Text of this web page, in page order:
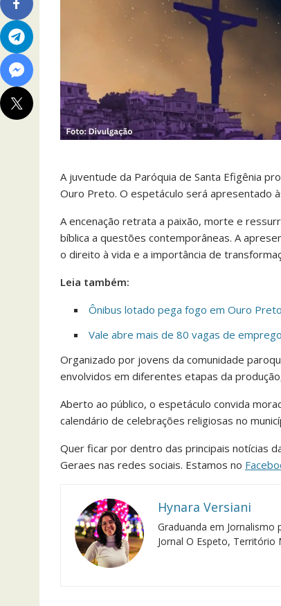
A juventude da Paróquia de Santa Efigênia
Ouro Preto. O espetáculo será apresentado
A encenação retrata a paixão, morte e
bíblica a questões contemporâneas. A
o direito à vida e a importância de
Leia também:
Ônibus lotado pega fogo em Ouro
Vale abre mais de 80 vagas de
Organizado por jovens da comunidade
envolvidos em diferentes etapas da
Aberto ao público, o espetáculo convida
calendário de celebrações religiosas no
Quer ficar por dentro das principais notícias
Geraes nas redes sociais. Estamos no
Hynara Versiani
Graduanda em Jornalismo
Jornal O Espeto,